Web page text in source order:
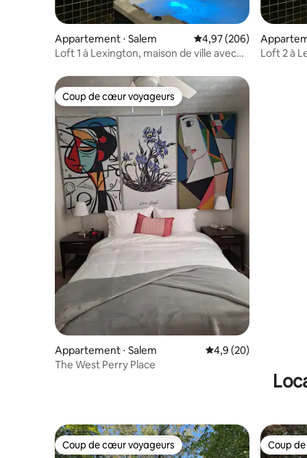
Appartement ⋅ Salem Évaluation moyenne
4,97 (206)
Loft 1 à Lexington, maison de ville avec
Loft 2 à
Coup de cœur voyageurs
Coup de cœur voyageurs
Appartement ⋅ Salem Évaluation moyenne
4,9 (20)
The West Perry Place
Coup de cœur voyageurs
Coup de cœur voyageurs Coup
Coup